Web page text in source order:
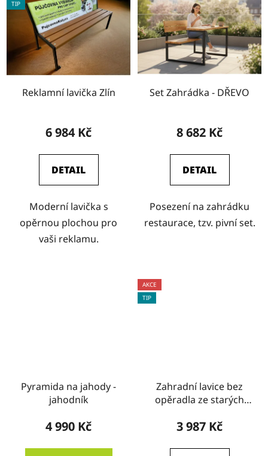
TIP
Reklamní lavička Zlín
6 984 Kč
DETAIL
Moderní lavička s
opěrnou plochou pro
vaši reklamu.
Set Zahrádka - DŘEVO
8 682 Kč
DETAIL
Posezení na zahrádku
restaurace, tzv. pivní set.
Pyramida na jahody -
jahodník
4 990 Kč
AKCE
TIP
Zahradní lavice bez
opěradla ze starých
3 987 Kč